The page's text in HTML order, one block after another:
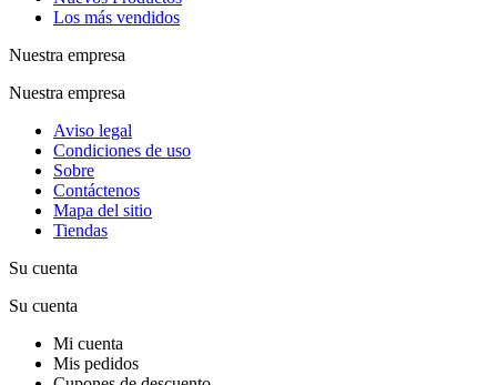
Los más vendidos
Nuestra empresa
Nuestra empresa
Aviso legal
Condiciones de uso
Sobre
Contáctenos
Mapa del sitio
Tiendas
Su cuenta
Su cuenta
Mi cuenta
Mis pedidos